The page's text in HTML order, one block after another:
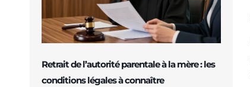
Retrait de l’autorité parentale à la mère : les
conditions légales à connaître